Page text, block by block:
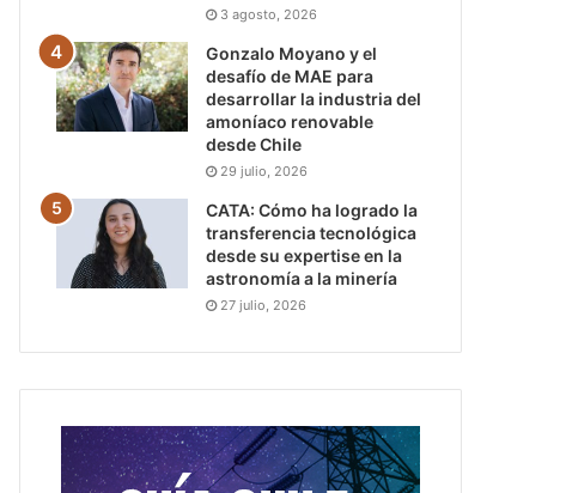
3 agosto, 2026
Gonzalo Moyano y el
desafío de MAE para
desarrollar la industria del
amoníaco renovable
desde Chile
29 julio, 2026
CATA: Cómo ha logrado la
transferencia tecnológica
desde su expertise en la
astronomía a la minería
27 julio, 2026